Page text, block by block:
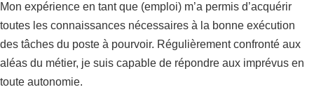
Mon expérience en tant que (emploi) m’a permis d’acquérir
toutes les connaissances nécessaires à la bonne exécution
des tâches du poste à pourvoir. Régulièrement confronté aux
aléas du métier, je suis capable de répondre aux imprévus en
toute autonomie.